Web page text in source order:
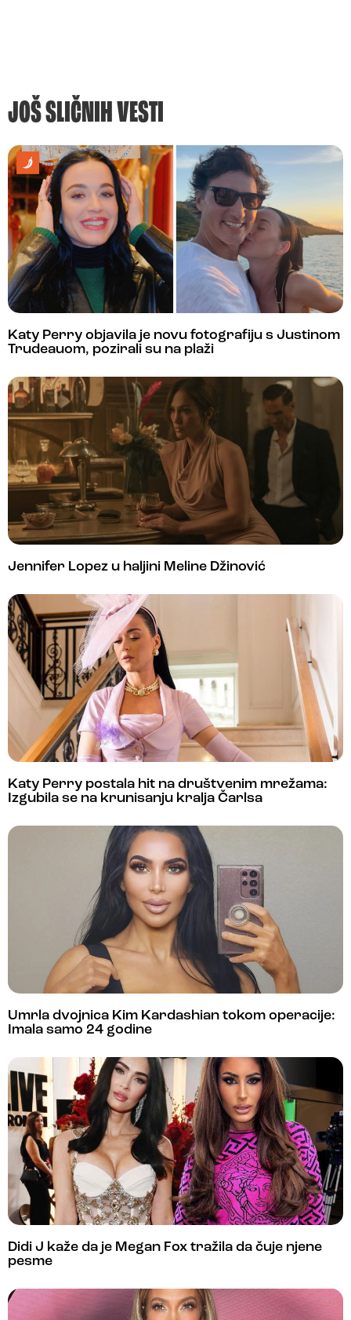
JOŠ SLIČNIH VESTI
Katy Perry objavila je novu fotografiju s Justinom
Trudeauom, pozirali su na plaži
Jennifer Lopez u haljini Meline Džinović
Katy Perry postala hit na društvenim mrežama:
Izgubila se na krunisanju kralja Čarlsa
Umrla dvojnica Kim Kardashian tokom operacije:
Imala samo 24 godine
Didi J kaže da je Megan Fox tražila da čuje njene
pesme